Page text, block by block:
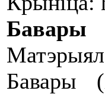
Бавары
Матэрыял
Бавары